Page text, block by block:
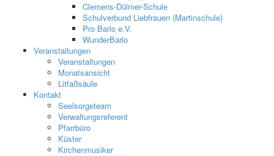
Clemens-Dülmer-Schule
Schulverbund Liebfrauen (Martinschule)
Pro Barlo e.V.
WunderBarlo
Veranstaltungen
Veranstaltungen
Monatsansicht
Litfaßsäule
Kontakt
Seelsorgeteam
Verwaltungsreferent
Pfarrbüro
Küster
Kirchenmusiker